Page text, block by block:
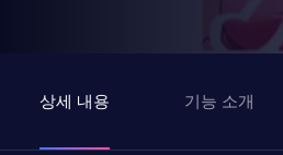
상세 내용 기능 소개